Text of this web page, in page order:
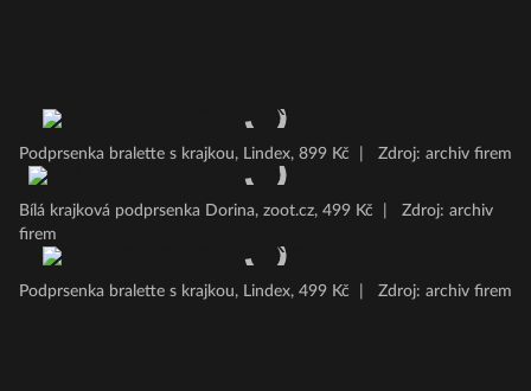
Podprsenka bralette s krajkou, Lindex, 899 Kč Zdroj: archiv firem
Bílá krajková podprsenka Dorina, zoot.cz, 499 Kč
Zdroj: archiv
firem
Podprsenka bralette s krajkou, Lindex, 499 Kč Zdroj: archiv firem